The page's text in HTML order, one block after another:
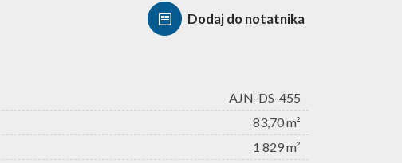
Dodaj do notatnika
AJN-DS-455
83,70 m²
1 829 m²